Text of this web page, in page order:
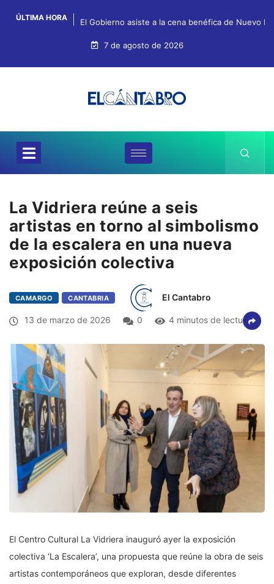
ÚLTIMA HORA El Gobierno asiste a la cena benéfica de Nuevo
7 de agosto de 2026
La Vidriera reúne a seis
artistas en torno al simbolismo
de la escalera en una nueva
exposición colectiva
CAMARGO CANTABRIA El Cantabro
13 de marzo de 2026 0 4 minutos de lectura
El Centro Cultural La Vidriera inauguró ayer la exposición
colectiva ‘La Escalera’, una propuesta que reúne la obra de seis
artistas contemporáneos que exploran, desde diferentes